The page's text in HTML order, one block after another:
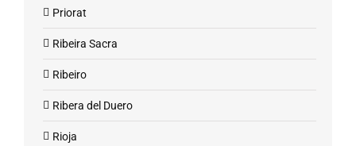
Priorat
Ribeira Sacra
Ribeiro
Ribera del Duero
Rioja